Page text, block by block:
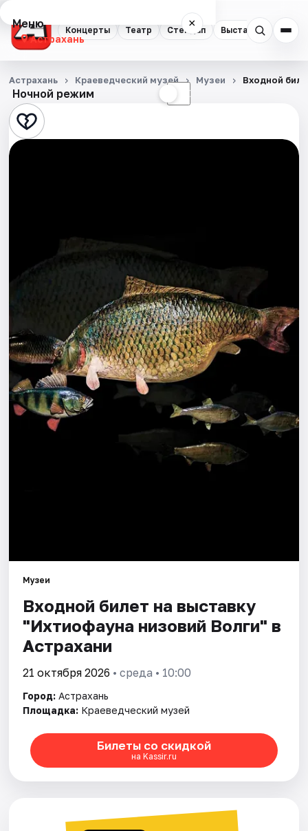
Концерты Театр Стендап Выставки
Меню ×
Астрахань
Концерты
Театр
Стендап
Спорт
События
Города
Площадки
Артисты
Ночной режим ☾
Астрахань Краеведческий музей Музеи Входной
Музеи
Входной билет на выставку
"Ихтиофауна низовий Волги" в
Астрахани
21 октября 2026 • среда • 10:00
Город: Астрахань
Площадка: Краеведческий музей
Билеты со скидкой
на Kassir.ru